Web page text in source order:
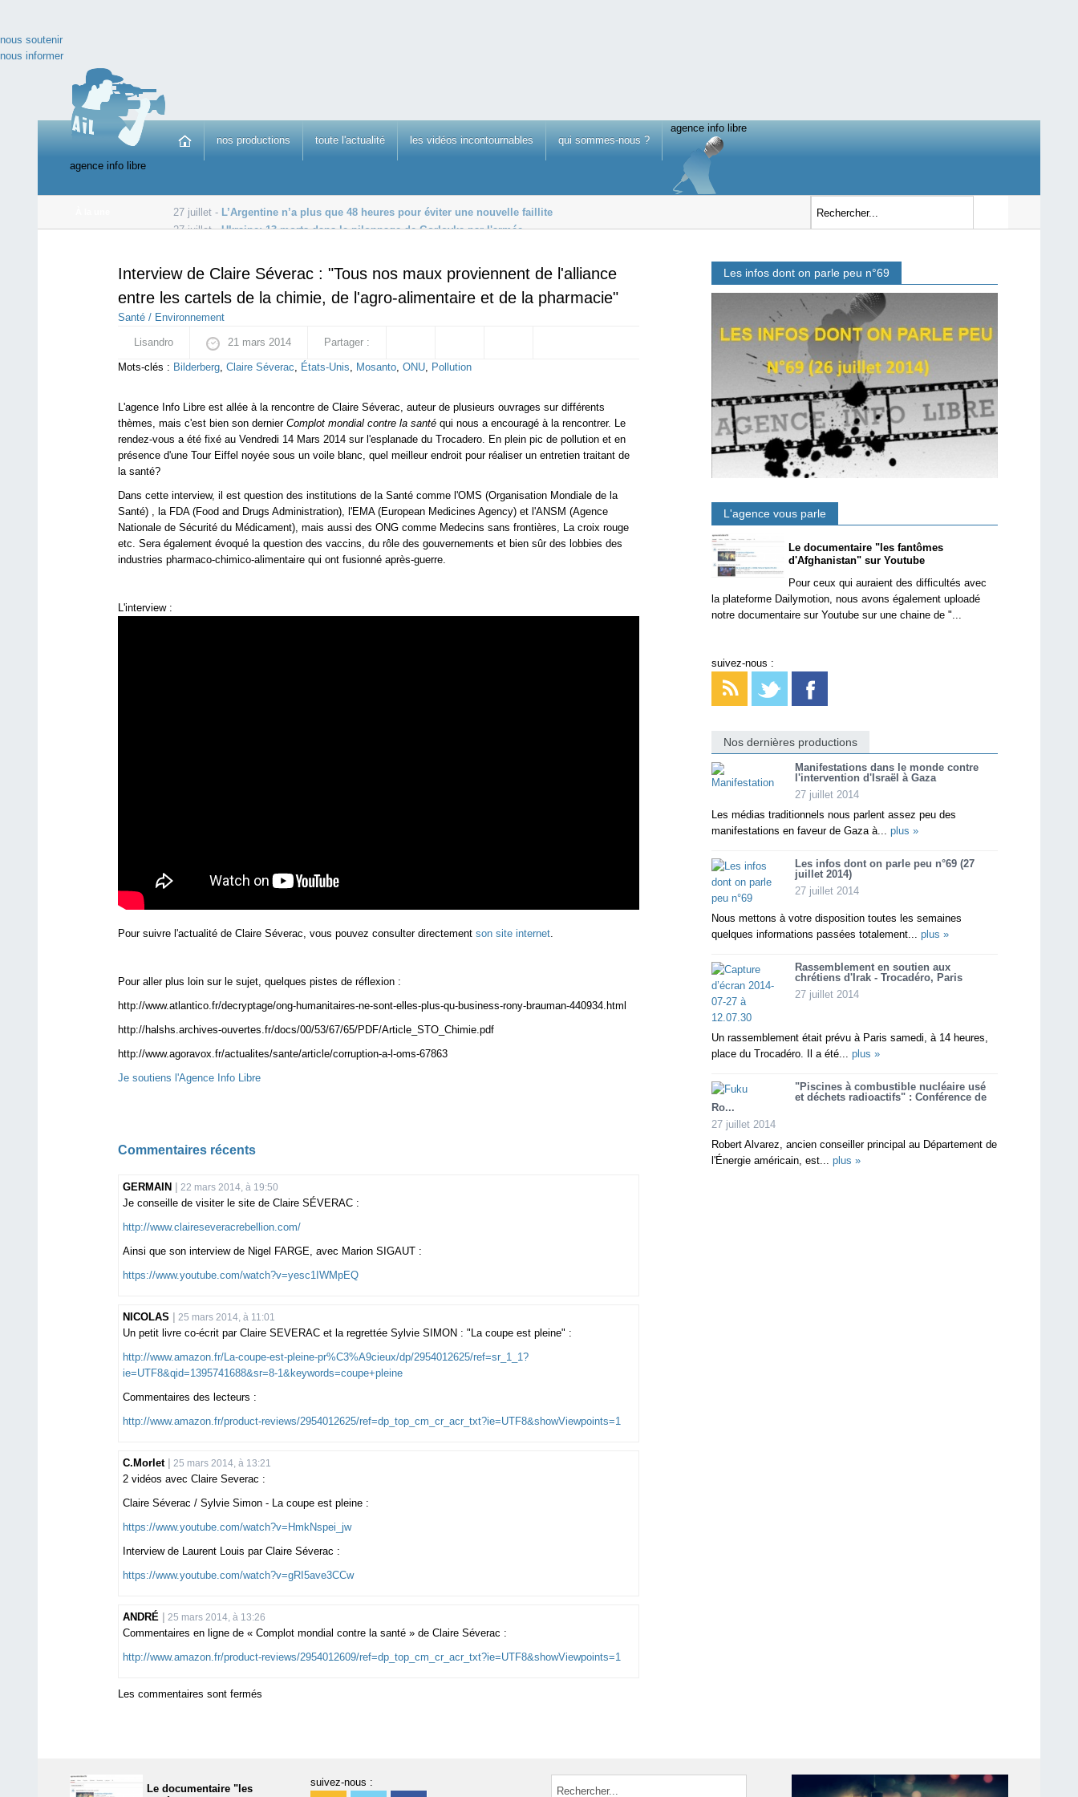
nous soutenir
nous informer
agence info libre
nos productions toute l'actualité les vidéos incontournables qui sommes-nous ?
agence info libre
27 juillet - L’Argentine n’a plus que 48 heures pour éviter une nouvelle faillite
27 juillet -Ukraine: 13 morts dans le pilonnage de Gorlovka par l'armée
Interview de Claire Séverac : "Tous nos maux proviennent de l'alliance
entre les cartels de la chimie, de l'agro-alimentaire et de la pharmacie"
Santé / Environnement
Lisandro 21 mars 2014 Partager :
Mots-clés : Bilderberg, Claire Séverac, États-Unis, Mosanto, ONU, Pollution
L'agence Info Libre est allée à la rencontre de Claire Séverac, auteur de plusieurs ouvrages sur différents
thèmes, mais c'est bien son dernier Complot mondial contre la santé qui nous a encouragé à la rencontrer. Le
rendez-vous a été fixé au Vendredi 14 Mars 2014 sur l'esplanade du Trocadero. En plein pic de pollution et en
présence d'une Tour Eiffel noyée sous un voile blanc, quel meilleur endroit pour réaliser un entretien traitant de
la santé?
Dans cette interview, il est question des institutions de la Santé comme l'OMS (Organisation Mondiale de la
Santé) , la FDA (Food and Drugs Administration), l'EMA (European Medicines Agency) et l'ANSM (Agence
Nationale de Sécurité du Médicament), mais aussi des ONG comme Medecins sans frontières, La croix rouge
etc. Sera également évoqué la question des vaccins, du rôle des gouvernements et bien sûr des lobbies des
industries pharmaco-chimico-alimentaire qui ont fusionné après-guerre.
L'interview :
Pour suivre l'actualité de Claire Séverac, vous pouvez consulter directement son site internet
Pour aller plus loin sur le sujet, quelques pistes de réflexion :
http://www.atlantico.fr/decryptage/ong-humanitaires-ne-sont-elles-plus-qu-business-rony-brauman-440934.html
http://halshs.archives-ouvertes.fr/docs/00/53/67/65/PDF/Article_STO_Chimie.pdf
http://www.agoravox.fr/actualites/sante/article/corruption-a-l-oms-67863
Je soutiens l'Agence Info Libre
Commentaires récents
GERMAIN 22 mars 2014, à 19:50
Je conseille de visiter le site de Claire SÉVERAC :
http://www.claireseveracrebellion.com/
Ainsi que son interview de Nigel FARGE, avec Marion SIGAUT :
https://www.youtube.com/watch?v=yesc1IWMpEQ
NICOLAS 25 mars 2014, à 11:01
Un petit livre co-écrit par Claire SEVERAC et la regrettée Sylvie SIMON : "La coupe est pleine" :
http://www.amazon.fr/La-coupe-est-pleine-pr%C3%A9cieux/dp/2954012625/ref=sr_1_1?
ie=UTF8&qid=1395741688&sr=8-1&keywords=coupe+pleine
Commentaires des lecteurs :
http://www.amazon.fr/product-reviews/2954012625/ref=dp_top_cm_cr_acr_txt?ie=UTF8&showViewpoints=1
C.Morlet 25 mars 2014, à 13:21
2 vidéos avec Claire Severac :
Claire Séverac / Sylvie Simon - La coupe est pleine :
https://www.youtube.com/watch?v=HmkNspei_jw
Interview de Laurent Louis par Claire Séverac :
https://www.youtube.com/watch?v=gRI5ave3CCw
ANDRÉ 25 mars 2014, à 13:26
Commentaires en ligne de « Complot mondial contre la santé » de Claire Séverac :
http://www.amazon.fr/product-reviews/2954012609/ref=dp_top_cm_cr_acr_txt?ie=UTF8&showViewpoints=1
Les commentaires sont fermés
Les infos dont on parle peu n°69
L'agence vous parle
Le documentaire "les fantômes
d'Afghanistan" sur Youtube
Pour ceux qui auraient des difficultés avec
la plateforme Dailymotion, nous avons également uploadé
notre documentaire sur Youtube sur une chaine de "...
suivez-nous :
Nos dernières productions
Manifestations dans le monde contre
l'intervention d'Israël à Gaza
27 juillet 2014
Les médias traditionnels nous parlent assez peu des
manifestations en faveur de Gaza à... plus »
Les infos dont on parle peu n°69 (27
juillet 2014)
27 juillet 2014
Nous mettons à votre disposition toutes les semaines
quelques informations passées totalement... plus »
Rassemblement en soutien aux
chrétiens d'Irak - Trocadéro, Paris
27 juillet 2014
Un rassemblement était prévu à Paris samedi, à 14 heures,
place du Trocadéro. Il a été... plus »
"Piscines à combustible nucléaire usé
et déchets radioactifs" : Conférence de
Ro...
27 juillet 2014
Robert Alvarez, ancien conseiller principal au Département de
l'Énergie américain, est... plus »
Le documentaire "les
suivez-nous :